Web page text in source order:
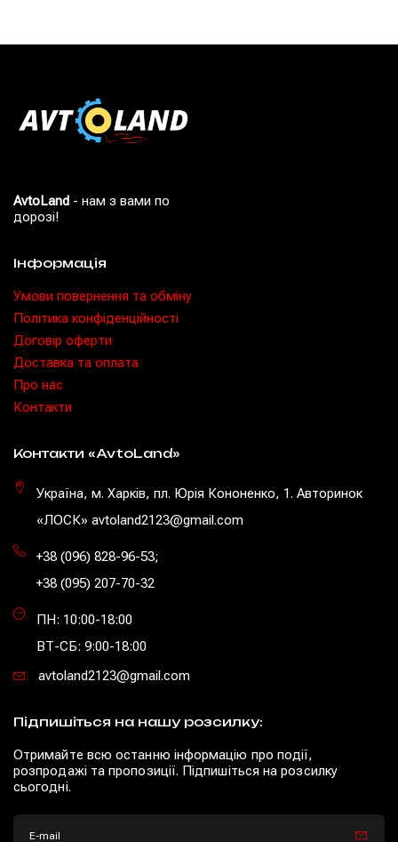
AvtoLand - нам з вами по
дорозі!
Інформація
Умови повернення та обміну
Політика конфіденційності
Договір оферти
Доставка та оплата
Про нас
Контакти
Контакти «AvtoLand»
Україна, м. Харків, пл. Юрія Кононенко, 1. Авторинок
«ЛОСК» avtoland2123@gmail.com
+38 (096) 828-96-53;
+38 (095) 207-70-32
ПН: 10:00-18:00
ВТ-СБ: 9:00-18:00
avtoland2123@gmail.com
Підпишіться на нашу розсилку:
Отримайте всю останню інформацію про події,
розпродажі та пропозиції. Підпишіться на розсилку
сьогодні.